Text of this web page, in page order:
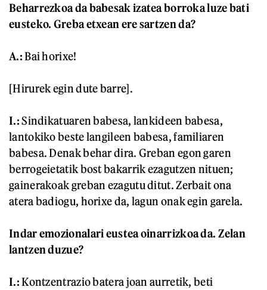
Beharrezkoa da babesak izatea borroka luze bati
eusteko. Greba etxean ere sartzen da?
A.:Bai horixe!
[Hirurek egin dute barre].
I.:Sindikatuaren babesa, lankideen babesa,
lantokiko beste langileen babesa, familiaren
babesa. Denak behar dira. Greban egon garen
berrogeietatik bost bakarrik ezagutzen nituen;
gainerakoak greban ezagutu ditut. Zerbait ona
atera badiogu, horixe da, lagun onak egin garela.
Indar emozionalari eustea oinarrizkoa da. Zelan
lantzen duzue?
I.:Kontzentrazio batera joan aurretik, beti